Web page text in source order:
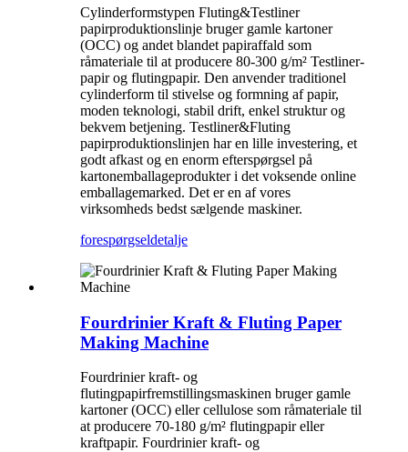
Cylinderformstypen Fluting&Testliner
papirproduktionslinje bruger gamle kartoner
(OCC) og andet blandet papiraffald som
råmateriale til at producere 80-300 g/m² Testliner-
papir og flutingpapir. Den anvender traditionel
cylinderform til stivelse og formning af papir,
moden teknologi, stabil drift, enkel struktur og
bekvem betjening. Testliner&Fluting
papirproduktionslinjen har en lille investering, et
godt afkast og en enorm efterspørgsel på
kartonemballageprodukter i det voksende online
emballagemarked. Det er en af ​​vores
virksomheds bedst sælgende maskiner.
forespørgseldetalje
Fourdrinier Kraft & Fluting Paper
Making Machine
Fourdrinier kraft- og
flutingpapirfremstillingsmaskinen bruger gamle
kartoner (OCC) eller cellulose som råmateriale til
at producere 70-180 g/m² flutingpapir eller
kraftpapir. Fourdrinier kraft- og